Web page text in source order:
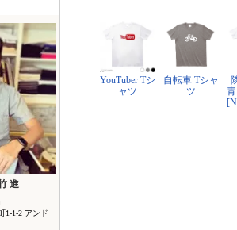
進
1-1-2 アンド
YouTuber Tシ
ャツ
自転車 Tシャ
ツ